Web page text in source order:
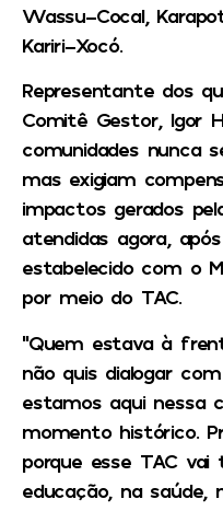
Wassu-Cocal,
Kariri-Xocó.
Representante dos
Comitê Gestor, Igor
comunidades nunca
mas exigiam
impactos gerados
atendidas agora,
estabelecido com o
por meio do TAC.
“Quem estava à
não quis dialogar
estamos aqui nessa
momento histórico.
porque esse TAC vai
educação, na